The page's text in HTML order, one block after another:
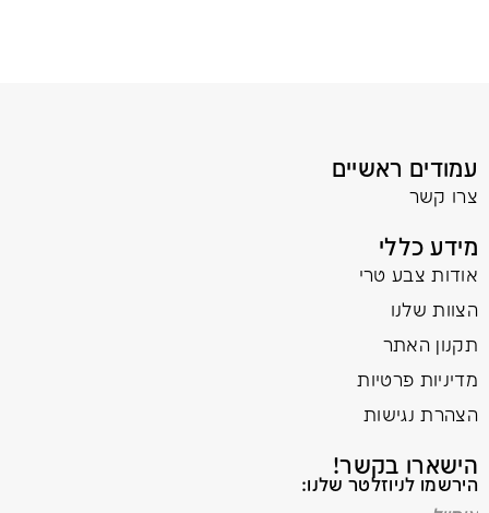
עמודים ראשיים
צרו קשר
מידע כללי
אודות צבע טרי
הצוות שלנו
תקנון האתר
מדיניות פרטיות
הצהרת נגישות
הישארו בקשר!
הירשמו לניוזלטר שלנו: